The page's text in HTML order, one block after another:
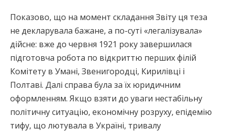
Показово, що на момент складання Звіту ця теза
не декларувала бажане, а по-суті «легалізувала»
дійсне: вже до червня 1921 року завершилася
підготовча робота по відкриттю перших філій
Комітету в Умані, Звенигородці, Кирилівці і
Полтаві. Далі справа була за їх юридичним
оформленням. Якщо взяти до уваги нестабільну
політичну ситуацію, економічну розруху, епідемію
тифу, що лютувала в Україні, тривалу